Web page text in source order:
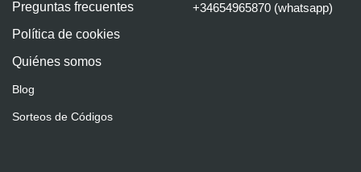
Preguntas frecuentes
Política de cookies
Quiénes somos
Blog
Sorteos de Códigos
+34654965870 (whatsapp)